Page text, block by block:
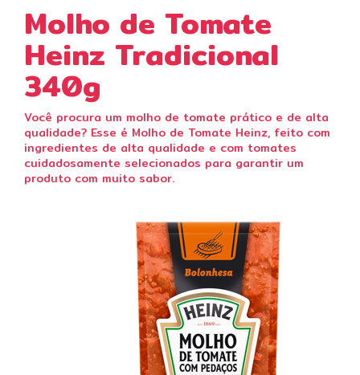
Molho de Tomate
Heinz Tradicional
340g
Você procura um molho de tomate prático e de alta
qualidade? Esse é Molho de Tomate Heinz, feito com
ingredientes de alta qualidade e com tomates
cuidadosamente selecionados para garantir um
produto com muito sabor.